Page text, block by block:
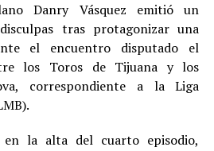
Danry Vásquez emitió un
tras protagonizar una
el encuentro disputado el
los Toros de Tijuana y los
correspondiente a la Liga
la alta del cuarto episodio,